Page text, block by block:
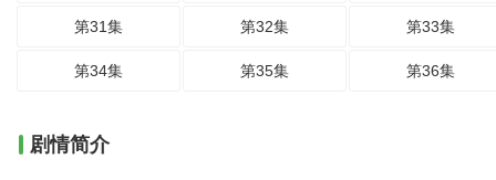
第31集 第32集 第33集
第34集 第35集 第36集
剧情简介